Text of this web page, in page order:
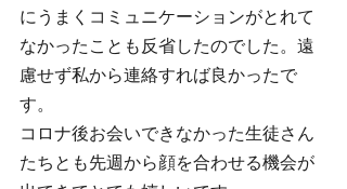
にうまくコミュニケーションがとれて
なかったことも反省したのでした。遠
慮せず私から連絡すれば良かったで
す。
コロナ後お会いできなかった生徒さん
たちとも先週から顔を合わせる機会が